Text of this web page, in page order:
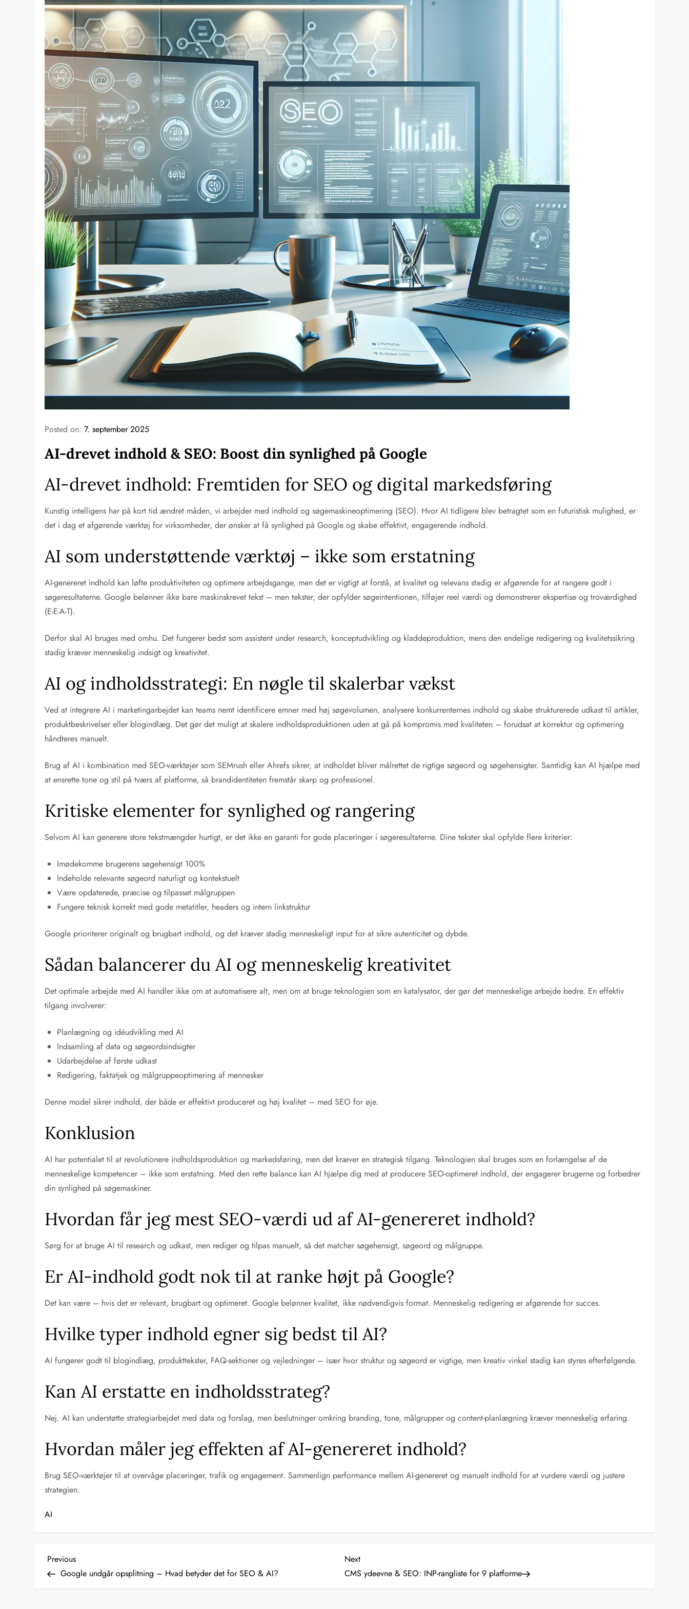
Posted on:7. september 2025
AI-drevet indhold & SEO: Boost din synlighed på Google
AI-drevet indhold: Fremtiden for SEO og digital markedsføring
Kunstig intelligens har på kort tid ændret måden, vi arbejder med indhold og søgemaskineoptimering (SEO). Hvor AI tidligere blev betragtet som en futuristisk mulighed, er
det i dag et afgørende værktøj for virksomheder, der ønsker at få synlighed på Google og skabe effektivt, engagerende indhold.
AI som understøttende værktøj – ikke som erstatning
AI-genereret indhold kan løfte produktiviteten og optimere arbejdsgange, men det er vigtigt at forstå, at kvalitet og relevans stadig er afgørende for at rangere godt i
søgeresultaterne. Google belønner ikke bare maskinskrevet tekst – men tekster, der opfylder søgeintentionen, tilføjer reel værdi og demonstrerer ekspertise og troværdighed
(E-E-A-T).
Derfor skal AI bruges med omhu. Det fungerer bedst som assistent under research, konceptudvikling og kladdeproduktion, mens den endelige redigering og kvalitetssikring
stadig kræver menneskelig indsigt og kreativitet.
AI og indholdsstrategi: En nøgle til skalerbar vækst
Ved at integrere AI i marketingarbejdet kan teams nemt identificere emner med høj søgevolumen, analysere konkurrenternes indhold og skabe strukturerede udkast til artikler,
produktbeskrivelser eller blogindlæg. Det gør det muligt at skalere indholdsproduktionen uden at gå på kompromis med kvaliteten – forudsat at korrektur og optimering
håndteres manuelt.
Brug af AI i kombination med SEO-værktøjer som SEMrush eller Ahrefs sikrer, at indholdet bliver målrettet de rigtige søgeord og søgehensigter. Samtidig kan AI hjælpe med
at ensrette tone og stil på tværs af platforme, så brandidentiteten fremstår skarp og professionel.
Kritiske elementer for synlighed og rangering
Selvom AI kan generere store tekstmængder hurtigt, er det ikke en garanti for gode placeringer i søgeresultaterne. Dine tekster skal opfylde flere kriterier:
Imødekomme brugerens søgehensigt 100%
Indeholde relevante søgeord naturligt og kontekstuelt
Være opdaterede, præcise og tilpasset målgruppen
Fungere teknisk korrekt med gode metatitler, headers og intern linkstruktur
Google prioriterer originalt og brugbart indhold, og det kræver stadig menneskeligt input for at sikre autenticitet og dybde.
Sådan balancerer du AI og menneskelig kreativitet
Det optimale arbejde med AI handler ikke om at automatisere alt, men om at bruge teknologien som en katalysator, der gør det menneskelige arbejde bedre. En effektiv
tilgang involverer:
Planlægning og idéudvikling med AI
Indsamling af data og søgeordsindsigter
Udarbejdelse af første udkast
Redigering, faktatjek og målgruppeoptimering af mennesker
Denne model sikrer indhold, der både er effektivt produceret og høj kvalitet – med SEO for øje.
Konklusion
AI har potentialet til at revolutionere indholdsproduktion og markedsføring, men det kræver en strategisk tilgang. Teknologien skal bruges som en forlængelse af de
menneskelige kompetencer – ikke som erstatning. Med den rette balance kan AI hjælpe dig med at producere SEO-optimeret indhold, der engagerer brugerne og forbedrer
din synlighed på søgemaskiner.
Hvordan får jeg mest SEO-værdi ud af AI-genereret indhold?
Sørg for at bruge AI til research og udkast, men rediger og tilpas manuelt, så det matcher søgehensigt, søgeord og målgruppe.
Er AI-indhold godt nok til at ranke højt på Google?
Det kan være – hvis det er relevant, brugbart og optimeret. Google belønner kvalitet, ikke nødvendigvis format. Menneskelig redigering er afgørende for succes.
Hvilke typer indhold egner sig bedst til AI?
AI fungerer godt til blogindlæg, produkttekster, FAQ-sektioner og vejledninger – især hvor struktur og søgeord er vigtige, men kreativ vinkel stadig kan styres efterfølgende.
Kan AI erstatte en indholdsstrateg?
Nej. AI kan understøtte strategiarbejdet med data og forslag, men beslutninger omkring branding, tone, målgrupper og content-planlægning kræver menneskelig erfaring.
Hvordan måler jeg effekten af AI-genereret indhold?
Brug SEO-værktøjer til at overvåge placeringer, trafik og engagement. Sammenlign performance mellem AI-genereret og manuelt indhold for at vurdere værdi og justere
strategien.
AI
I
Previous
Post
Previous
Google undgår opsplitning – Hvad betyder det for SEO & AI?
Next
Post
Next
CMS ydeevne & SEO: INP-rangliste for 9 platforme